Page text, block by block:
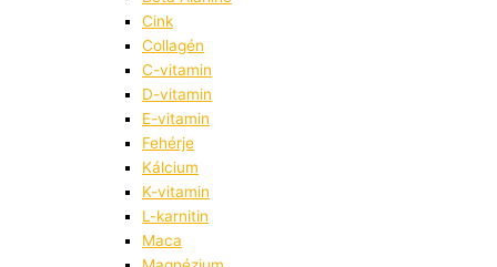
Cink
Collagén
C-vitamin
D-vitamin
E-vitamin
Fehérje
Kálcium
K-vitamin
L-karnitin
Maca